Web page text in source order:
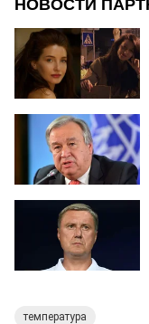
температура